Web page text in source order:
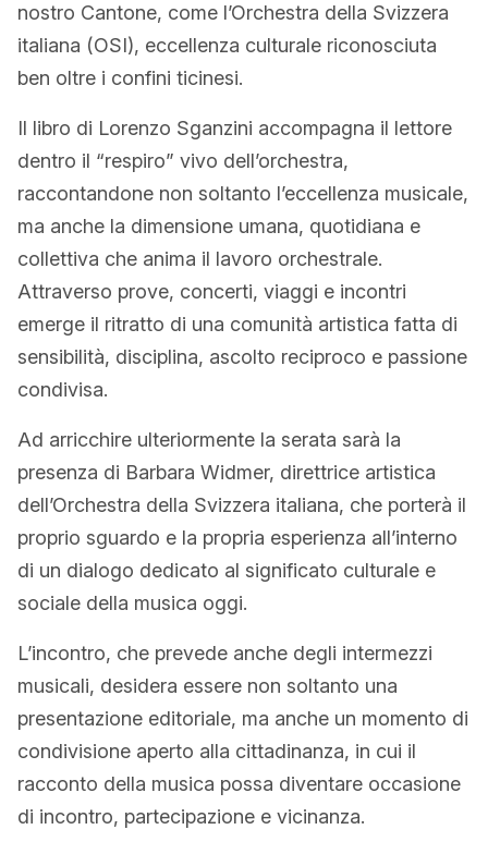
nostro Cantone, come l’Orchestra della Svizzera
italiana (OSI), eccellenza culturale riconosciuta
ben oltre i confini ticinesi.
Il libro di Lorenzo Sganzini accompagna il lettore
dentro il “respiro” vivo dell’orchestra,
raccontandone non soltanto l’eccellenza musicale,
ma anche la dimensione umana, quotidiana e
collettiva che anima il lavoro orchestrale.
Attraverso prove, concerti, viaggi e incontri
emerge il ritratto di una comunità artistica fatta di
sensibilità, disciplina, ascolto reciproco e passione
condivisa.
Ad arricchire ulteriormente la serata sarà la
presenza di Barbara Widmer, direttrice artistica
dell’Orchestra della Svizzera italiana, che porterà il
proprio sguardo e la propria esperienza all’interno
di un dialogo dedicato al significato culturale e
sociale della musica oggi.
L’incontro, che prevede anche degli intermezzi
musicali, desidera essere non soltanto una
presentazione editoriale, ma anche un momento di
condivisione aperto alla cittadinanza, in cui il
racconto della musica possa diventare occasione
di incontro, partecipazione e vicinanza.